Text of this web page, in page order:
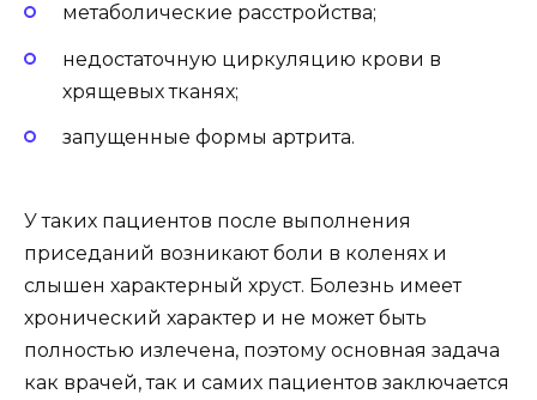
метаболические расстройства;
недостаточную циркуляцию крови в
хрящевых тканях;
запущенные формы артрита.
У таких пациентов после выполнения
приседаний возникают боли в коленях и
слышен характерный хруст. Болезнь имеет
хронический характер и не может быть
полностью излечена, поэтому основная задача
как врачей, так и самих пациентов заключается